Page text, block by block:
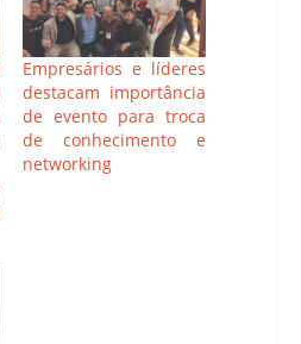
Empresários e líderes
destacam importância
de evento para troca
de conhecimento e
networking